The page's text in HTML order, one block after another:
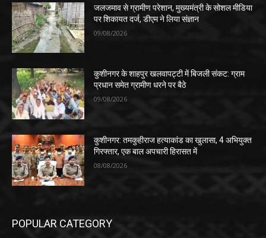
जलजमाव से ग्रामीण परेशान, मुख्यमंत्री के सोशल मीडिया
पर शिकायत दर्ज, डीएम ने लिया संज्ञान
09/08/2026
कुशीनगर के शाहपुर खलवापट्टी में बिजली संकट: ग्राम
प्रधान समेत ग्रामीण धरने पर बैठे
09/08/2026
कुशीनगर: तमकुहीराज हत्याकांड का खुलासा, 4 अभियुक्त
गिरफ्तार, एक बाल अपचारी हिरासत में
08/08/2026
POPULAR CATEGORY